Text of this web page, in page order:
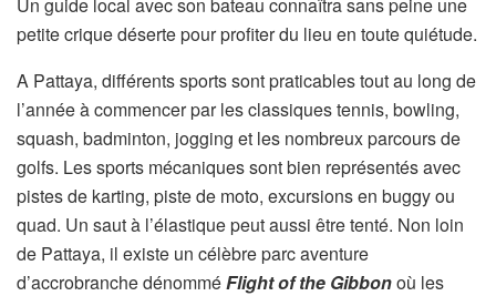
petite crique déserte pour profiter du lieu en toute quiétude.
A Pattaya, différents sports sont praticables tout au long de
l’année à commencer par les classiques tennis, bowling,
squash, badminton, jogging et les nombreux parcours de
golfs. Les sports mécaniques sont bien représentés avec
pistes de karting, piste de moto, excursions en buggy ou
quad. Un saut à l’élastique peut aussi être tenté. Non loin
de Pattaya, il existe un célèbre parc aventure
d’accrobranche dénomméFlight of the Gibbonoù les